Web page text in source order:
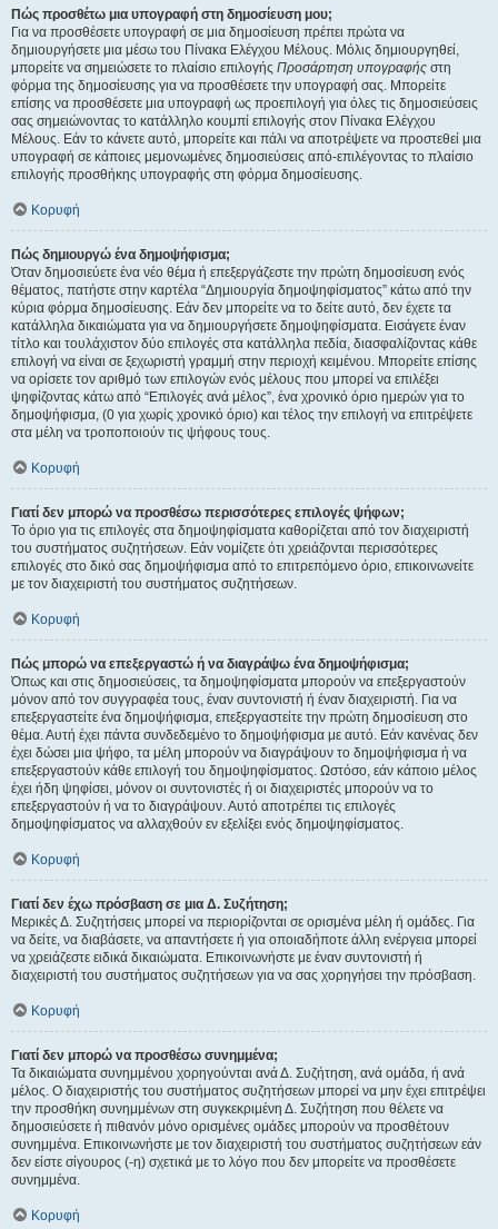
Πώς προσθέτω μια υπογραφή στη δημοσίευση μου;
Για να προσθέσετε υπογραφή σε μια δημοσίευση πρέπει πρώτα να
δημιουργήσετε μια μέσω του Πίνακα Ελέγχου Μέλους. Μόλις δημιουργηθεί,
μπορείτε να σημειώσετε το πλαίσιο επιλογής Προσάρτηση υπογραφής στη
φόρμα της δημοσίευσης για να προσθέσετε την υπογραφή σας. Μπορείτε
επίσης να προσθέσετε μια υπογραφή ως προεπιλογή για όλες τις δημοσιεύσεις
σας σημειώνοντας το κατάλληλο κουμπί επιλογής στον Πίνακα Ελέγχου
Μέλους. Εάν το κάνετε αυτό, μπορείτε και πάλι να αποτρέψετε να προστεθεί μια
υπογραφή σε κάποιες μεμονωμένες δημοσιεύσεις από-επιλέγοντας το πλαίσιο
επιλογής προσθήκης υπογραφής στη φόρμα δημοσίευσης.
Κορυφή
Πώς δημιουργώ ένα δημοψήφισμα;
Όταν δημοσιεύετε ένα νέο θέμα ή επεξεργάζεστε την πρώτη δημοσίευση ενός
θέματος, πατήστε στην καρτέλα “Δημιουργία δημοψηφίσματος” κάτω από την
κύρια φόρμα δημοσίευσης. Εάν δεν μπορείτε να το δείτε αυτό, δεν έχετε τα
κατάλληλα δικαιώματα για να δημιουργήσετε δημοψηφίσματα. Εισάγετε έναν
τίτλο και τουλάχιστον δύο επιλογές στα κατάλληλα πεδία, διασφαλίζοντας κάθε
επιλογή να είναι σε ξεχωριστή γραμμή στην περιοχή κειμένου. Μπορείτε επίσης
να ορίσετε τον αριθμό των επιλογών ενός μέλους που μπορεί να επιλέξει
ψηφίζοντας κάτω από “Επιλογές ανά μέλος”, ένα χρονικό όριο ημερών για το
δημοψήφισμα, (0 για χωρίς χρονικό όριο) και τέλος την επιλογή να επιτρέψετε
στα μέλη να τροποποιούν τις ψήφους τους.
Κορυφή
Γιατί δεν μπορώ να προσθέσω περισσότερες επιλογές ψήφων;
Το όριο για τις επιλογές στα δημοψηφίσματα καθορίζεται από τον διαχειριστή
του συστήματος συζητήσεων. Εάν νομίζετε ότι χρειάζονται περισσότερες
επιλογές στο δικό σας δημοψήφισμα από το επιτρεπόμενο όριο, επικοινωνείτε
με τον διαχειριστή του συστήματος συζητήσεων.
Κορυφή
Πώς μπορώ να επεξεργαστώ ή να διαγράψω ένα δημοψήφισμα;
Όπως και στις δημοσιεύσεις, τα δημοψηφίσματα μπορούν να επεξεργαστούν
μόνον από τον συγγραφέα τους, έναν συντονιστή ή έναν διαχειριστή. Για να
επεξεργαστείτε ένα δημοψήφισμα, επεξεργαστείτε την πρώτη δημοσίευση στο
θέμα. Αυτή έχει πάντα συνδεδεμένο το δημοψήφισμα με αυτό. Εάν κανένας δεν
έχει δώσει μια ψήφο, τα μέλη μπορούν να διαγράψουν το δημοψήφισμα ή να
επεξεργαστούν κάθε επιλογή του δημοψηφίσματος. Ωστόσο, εάν κάποιο μέλος
έχει ήδη ψηφίσει, μόνον οι συντονιστές ή οι διαχειριστές μπορούν να το
επεξεργαστούν ή να το διαγράψουν. Αυτό αποτρέπει τις επιλογές
δημοψηφίσματος να αλλαχθούν εν εξελίξει ενός δημοψηφίσματος.
Κορυφή
Γιατί δεν έχω πρόσβαση σε μια Δ. Συζήτηση;
Μερικές Δ. Συζητήσεις μπορεί να περιορίζονται σε ορισμένα μέλη ή ομάδες. Για
να δείτε, να διαβάσετε, να απαντήσετε ή για οποιαδήποτε άλλη ενέργεια μπορεί
να χρειάζεστε ειδικά δικαιώματα. Επικοινωνήστε με έναν συντονιστή ή
διαχειριστή του συστήματος συζητήσεων για να σας χορηγήσει την πρόσβαση.
Κορυφή
Γιατί δεν μπορώ να προσθέσω συνημμένα;
Τα δικαιώματα συνημμένου χορηγούνται ανά Δ. Συζήτηση, ανά ομάδα, ή ανά
μέλος. Ο διαχειριστής του συστήματος συζητήσεων μπορεί να μην έχει επιτρέψει
την προσθήκη συνημμένων στη συγκεκριμένη Δ. Συζήτηση που θέλετε να
δημοσιεύσετε ή πιθανόν μόνο ορισμένες ομάδες μπορούν να προσθέτουν
συνημμένα. Επικοινωνήστε με τον διαχειριστή του συστήματος συζητήσεων εάν
δεν είστε σίγουρος (-η) σχετικά με το λόγο που δεν μπορείτε να προσθέσετε
συνημμένα.
Κορυφή